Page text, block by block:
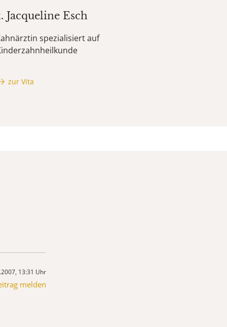
Jacqueline Esch
spezialisiert auf
zur Vita
13:31 Uhr
melden